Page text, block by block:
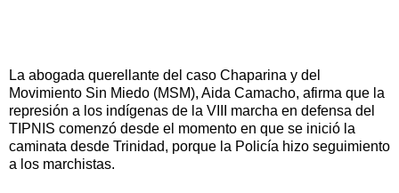
La abogada querellante del caso Chaparina y del
Movimiento Sin Miedo (MSM), Aida Camacho, afirma que la
represión a los indígenas de la VIII marcha en defensa del
TIPNIS comenzó desde el momento en que se inició la
caminata desde Trinidad, porque la Policía hizo seguimiento
a los marchistas.